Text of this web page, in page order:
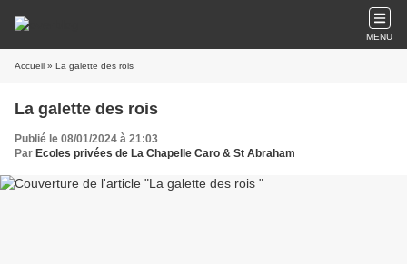
MENU
Accueil » La galette des rois
La galette des rois
Publié le 08/01/2024 à 21:03
Par Ecoles privées de La Chapelle Caro & St Abraham